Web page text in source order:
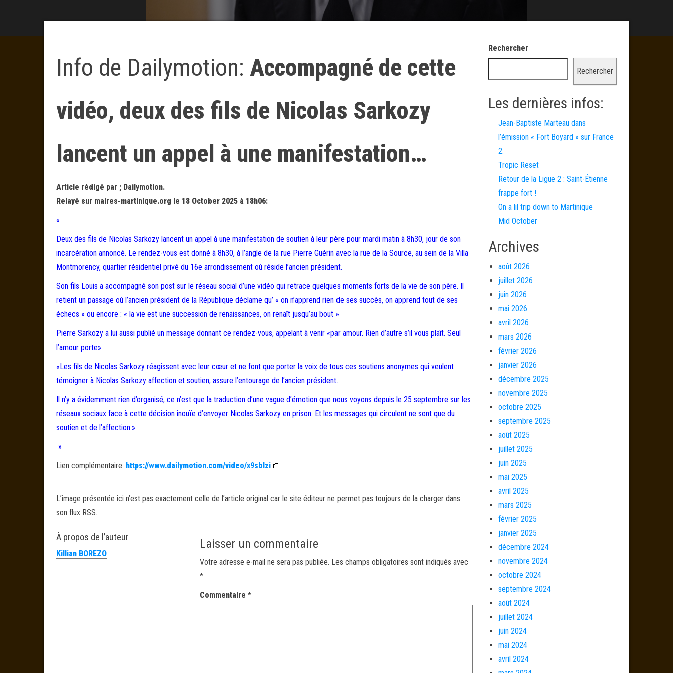
Info de Dailymotion: Accompagné de cette
vidéo, deux des fils de Nicolas Sarkozy
lancent un appel à une manifestation…
Article rédigé par ; Dailymotion.
Relayé sur maires-martinique.org le 18 October 2025 à 18h06:
«
Deux des fils de Nicolas Sarkozy lancent un appel à une manifestation de soutien à leur père pour mardi matin à 8h30, jour de son
incarcération annoncé. Le rendez-vous est donné à 8h30, à l’angle de la rue Pierre Guérin avec la rue de la Source, au sein de la Villa
Montmorency, quartier résidentiel privé du 16e arrondissement où réside l’ancien président.
Son fils Louis a accompagné son post sur le réseau social d’une vidéo qui retrace quelques moments forts de la vie de son père. Il
retient un passage où l’ancien président de la République déclame qu’ « on n’apprend rien de ses succès, on apprend tout de ses
échecs » ou encore : « la vie est une succession de renaissances, on renaît jusqu’au bout »
Pierre Sarkozy a lui aussi publié un message donnant ce rendez-vous, appelant à venir «par amour. Rien d’autre s’il vous plaît. Seul
l’amour porte».
«Les fils de Nicolas Sarkozy réagissent avec leur cœur et ne font que porter la voix de tous ces soutiens anonymes qui veulent
témoigner à Nicolas Sarkozy affection et soutien, assure l’entourage de l’ancien président.
Il n’y a évidemment rien d’organisé, ce n’est que la traduction d’une vague d’émotion que nous voyons depuis le 25 septembre sur les
réseaux sociaux face à cette décision inouïe d’envoyer Nicolas Sarkozy en prison. Et les messages qui circulent ne sont que du
soutien et de l’affection.»
»
Lien complémentaire: https://www.dailymotion.com/video/x9sblzi
L’image présentée ici n’est pas exactement celle de l’article original car le site éditeur ne permet pas toujours de la charger dans
son flux RSS.
À propos de l’auteur
Killian BOREZO
Laisser un commentaire
Votre adresse e-mail ne sera pas publiée. Les champs obligatoires sont indiqués avec
*
Commentaire*
Rechercher
Rechercher
Les dernières infos:
Jean-Baptiste Marteau dans
l’émission « Fort Boyard » sur France
2.
Tropic Reset
Retour de la Ligue 2 : Saint-Étienne
frappe fort !
On a lil trip down to Martinique
Mid October
Archives
août 2026
juillet 2026
juin 2026
mai 2026
avril 2026
mars 2026
février 2026
janvier 2026
décembre 2025
novembre 2025
octobre 2025
septembre 2025
août 2025
juillet 2025
juin 2025
mai 2025
avril 2025
mars 2025
février 2025
janvier 2025
décembre 2024
novembre 2024
octobre 2024
septembre 2024
août 2024
juillet 2024
juin 2024
mai 2024
avril 2024